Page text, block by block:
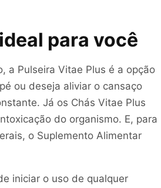
para você
a Pulseira Vitae Plus é a opção
ou deseja aliviar o cansaço
Já os Chás Vitae Plus
do organismo. E, para
o Suplemento Alimentar
iniciar o uso de qualquer